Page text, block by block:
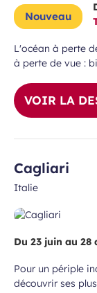
Nouveau
L'océan à perte
à perte de vue :
VOIR LA
Cagliari
Italie
Du 23 juin au 28
Pour un périple
découvrir ses